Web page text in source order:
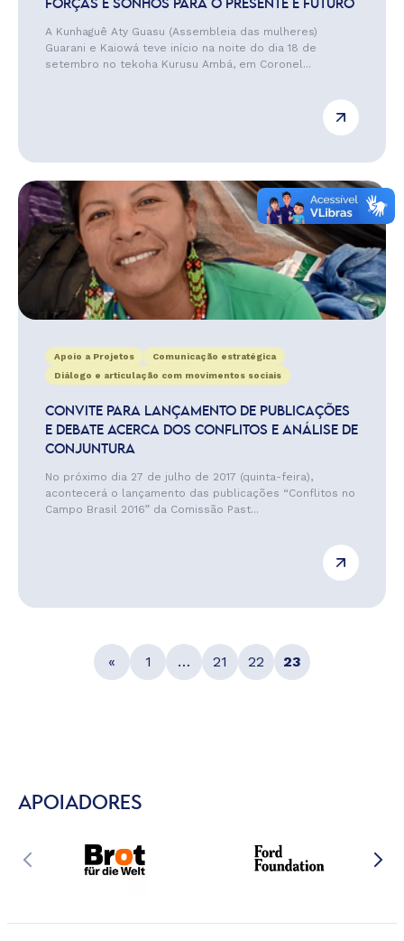
FORÇAS E SONHOS PARA O PRESENTE E FUTURO
A Kunhaguê Aty Guasu (Assembleia das mulheres)
Guarani e Kaiowá teve início na noite do dia 18 de
setembro no tekoha Kurusu Ambá, em Coronel...
Apoio a Projetos
Comunicação estratégica
Diálogo e articulação com movimentos sociais
CONVITE PARA LANÇAMENTO DE PUBLICAÇÕES
E DEBATE ACERCA DOS CONFLITOS E ANÁLISE DE
CONJUNTURA
No próximo dia 27 de julho de 2017 (quinta-feira),
acontecerá o lançamento das publicações “Conflitos no
Campo Brasil 2016” da Comissão Past...
« 1 … 21 22 23
APOIADORES